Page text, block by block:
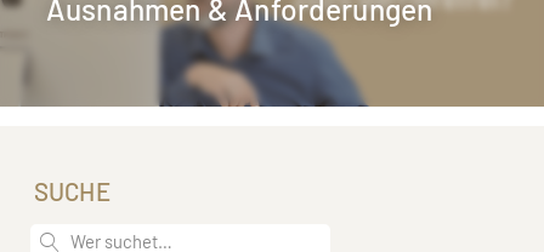
Ausnahmen & Anforderungen
SUCHE